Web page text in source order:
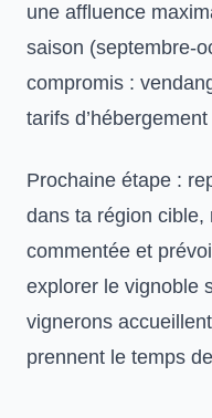
une affluence
saison (septembre-
compromis :
tarifs
Prochaine étape :
dans ta région cible,
commentée et
explorer le vignoble
vignerons
prennent le temps